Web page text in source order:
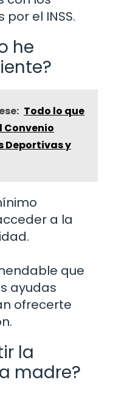
el INSS.
he
Todo lo que
Convenio
Deportivas y
a la
que
ayudas
ofrecerte
la
madre?